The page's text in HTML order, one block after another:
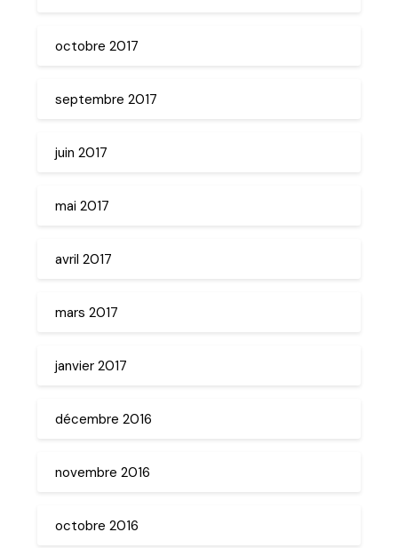
octobre 2017
septembre 2017
juin 2017
mai 2017
avril 2017
mars 2017
janvier 2017
décembre 2016
novembre 2016
octobre 2016